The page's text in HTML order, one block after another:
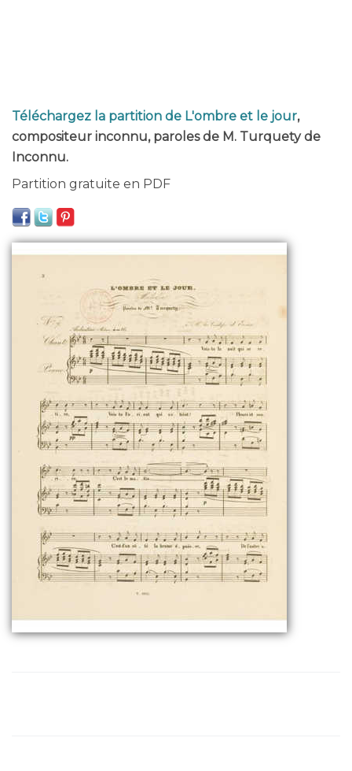
Téléchargez la partition de L'ombre et le jour,
compositeur inconnu, paroles de M. Turquety de
Inconnu.
Partition gratuite en PDF